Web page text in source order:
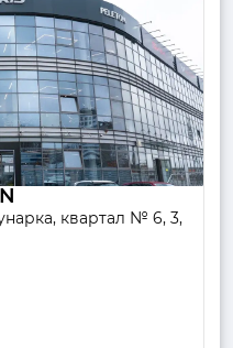
квартал № 6, 3,